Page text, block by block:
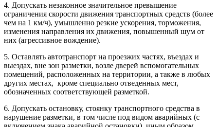
4. Допускать незаконное значительное превышение
ограничения скорости движения транспортных средств (более
чем на 1 км/ч), умышленно резкие ускорения, торможения,
изменения направления их движения, повышенный шум от
них (агрессивное вождение).
5. Оставлять автотранспорт на проезжих частях, въездах и
выездах, вне зон разметки, возле дверей вспомогательных
помещений, расположенных на территории, а также в любых
других местах, кроме специально отведенных мест,
обозначенных соответствующей разметкой.
6. Допускать остановку, стоянку транспортного средства в
нарушение разметки, в том числе под видом аварийных (с